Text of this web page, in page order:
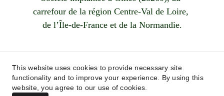
06 83 87 26 15
contact@atzdiagnosticimmobilier.fr
carrefour de la région Centre-Val de Loire,
de l’Île-de-France et de la Normandie.
This website uses cookies to provide necessary site
functionality and to improve your experience. By using this
website, you agree to our use of cookies.